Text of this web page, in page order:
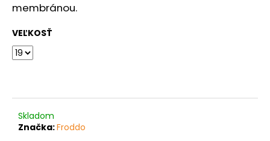
membránou.
VEĽKOSŤ
Skladom
Značka:Froddo
d
p
o
č
a
m